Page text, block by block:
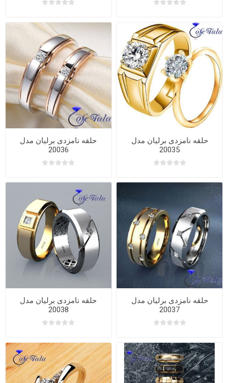
حلقه نامزدی برلیان مدل
20035
حلقه نامزدی برلیان مدل
20036
حلقه نامزدی برلیان مدل
20037
حلقه نامزدی برلیان مدل
20038